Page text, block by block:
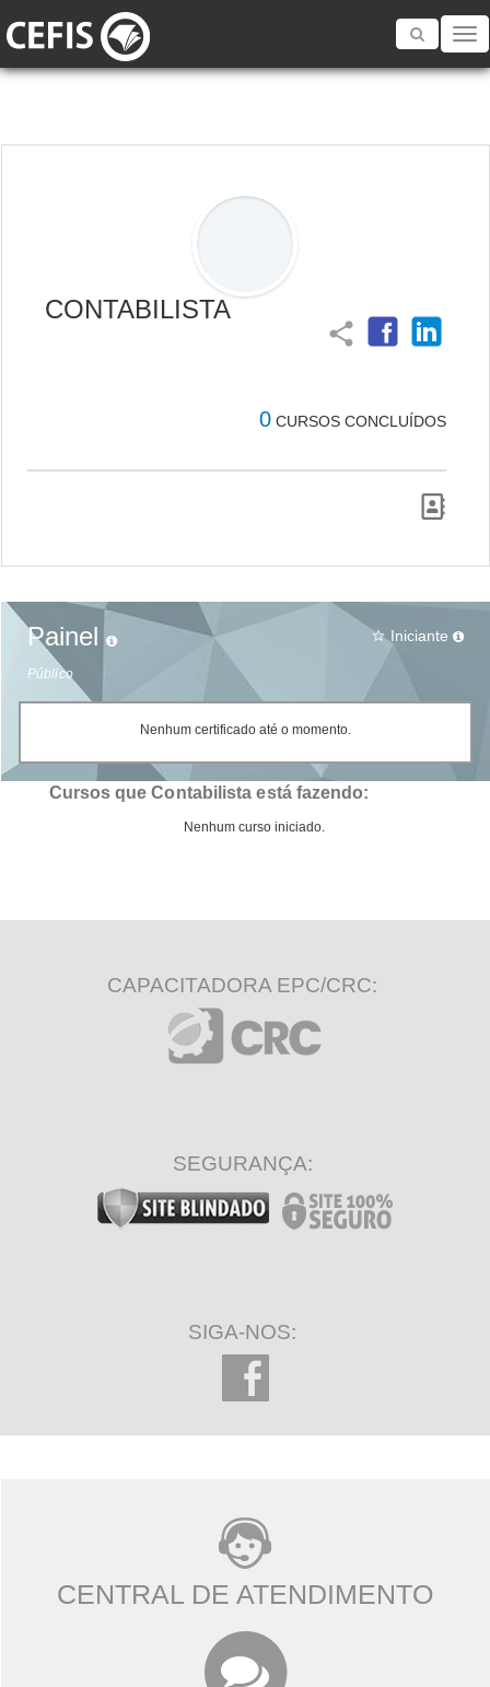
Toggle
CONTABILISTA
share
0 CURSOS CONCLUÍDOS
Painel
Público
star_border Iniciante
Nenhum certificado até o momento.
Cursos que Contabilista está fazendo:
Nenhum curso iniciado.
CAPACITADORA EPC/CRC:
SEGURANÇA:
SIGA-NOS:
CENTRAL DE ATENDIMENTO